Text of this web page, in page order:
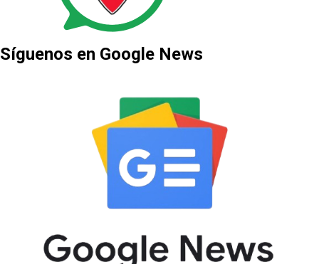
Síguenos en Google News